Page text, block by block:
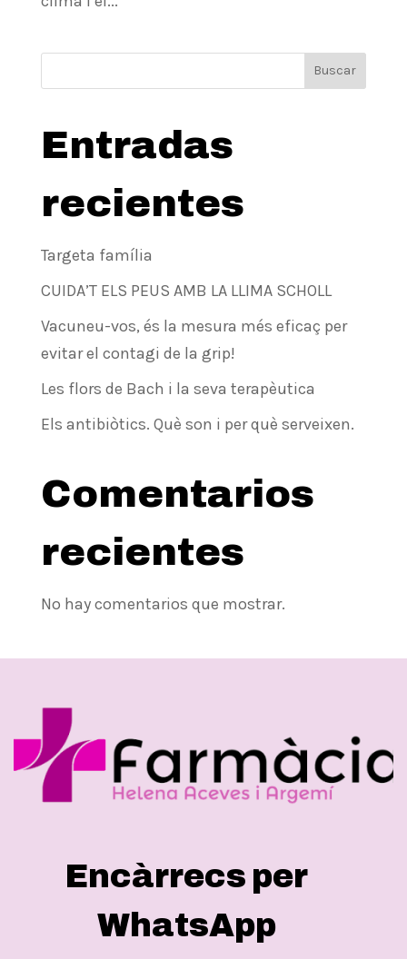
Buscar
Entradas
recientes
Targeta família
CUIDA’T ELS PEUS AMB LA LLIMA SCHOLL
Vacuneu-vos, és la mesura més eficaç per
evitar el contagi de la grip!
Les flors de Bach i la seva terapèutica
Els antibiòtics. Què son i per què serveixen.
Comentarios
recientes
No hay comentarios que mostrar.
Encàrrecs per
WhatsApp